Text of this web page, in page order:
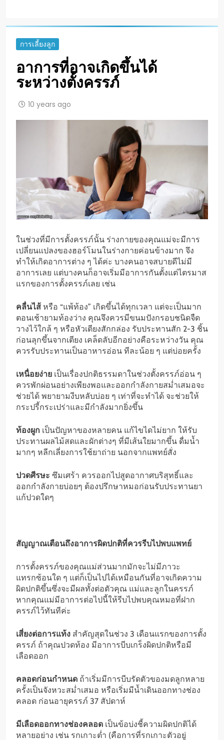
การเลี้ยงลูก
อาการที่อาจเกิดขึ้นได้
ระหว่างตั้งครรภ์
10 years ago
ในช่วงที่มีการตั้งครรภ์นั้น ร่างกายของคุณแม่จะมีการ
เปลี่ยนแปลงของฮอร์โมนในร่างกายค่อนข้างมาก จึง
ทำให้เกิดอาการต่าง ๆ ได้ค่ะ บางคนอาจสบายดีไม่มี
อาการเลย แต่บางคนก็อาจเริ่มมีอาการกันตั้งแต่ไตรมาส
แรกของการตั้งครรภ์เลย เช่น
คลื่นไส้ หรือ “แพ้ท้อง” เกิดขึ้นได้ทุกเวลา แต่จะเป็นมาก
ตอนเช้ายามท้องว่าง คุณจึงควรมีขนมปังกรอบชนิดจืด
วางไว้ใกล้ ๆ หรือหัวเตียงสักกล่อง รับประทานสัก 2-3 ชิ้น
ก่อนลุกขึ้นจากเตียง เคล็ดลับอีกอย่างคือระหว่างวัน คุณ
ควรรับประทานเป็นอาหารอ่อน ทีละน้อย ๆ แต่บ่อยครั้ง
เหนื่อยง่าย เป็นเรื่องปกติธรรมดาในช่วงตั้งครรภ์อ่อน ๆ
ควรพักผ่อนอย่างเพียงพอและออกกำลังกายสม่ำเสมอจะ
ช่วยได้ พยายามงีบหลับบ่อย ๆ เท่าที่จะทำได้ จะช่วยให้
กระปรี้กระเปร่าและมีกำลังมากยิ่งขึ้น
ท้องผูก เป็นปัญหาของหลายคน แก้ไขไดไม่ยาก ให้รับ
ประทานผลไม้สดและผักต่างๆ ที่มีเส้นใยมากขึ้น ดื่มน้ำ
มากๆ หลีกเลี่ยงการใช้ยาถ่าย นอกจากแพทย์สั่ง
ปวดศีรษะ ซึมเศร้า ควรออกไปสูดอากาศบริสุทธิ์และ
ออกกำลังกายบ่อยๆ ต้องปรึกษาหมอก่อนรับประทานยา
แก้ปวดใดๆ
สัญญาณเตือนถึงอาการผิดปกติที่ควรรีบไปพบแพทย์
การตั้งครรภ์ของคุณแม่ส่วนมากมักจะไม่มีภาวะ
แทรกซ้อนใด ๆ แต่ก็เป็นไปได้เหมือนกันที่อาจเกิดความ
ผิดปกติขึ้นซึ่งจะมีผลทั้งต่อตัวคุณ แม่และลูกในครรภ์
หากคุณแม่มีอาการต่อไปนี้ให้รีบไปพบคุณหมอที่ฝาก
ครรภ์ไว้ทันทีค่ะ
เสี่ยงต่อการแท้ง สำคัญสุดในช่วง 3 เดือนแรกของการตั้ง
ครรภ์ ถ้าคุณปวดท้อง มีอาการบีบเกร็งผิดปกติหรือมี
เลือดออก
คลอดก่อนกำหนด ถ้าเริ่มมีการบีบรัดตัวของมดลูกหลาย
ครั้งเป็นจังหวะสม่ำเสมอ หรือเริ่มมีน้ำเดินออกทางช่อง
คลอด ก่อนอายุครรภ์ 37 สัปดาห์
มีเลือดออกทางช่องคลอด เป็นข้อบ่งชี้ความผิดปกติได้
หลายอย่าง เช่น รกเกาะต่ำ (คือการที่รกเกาะตัวอยู่